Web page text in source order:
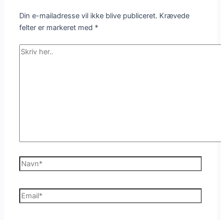
Din e-mailadresse vil ikke blive publiceret. Krævede
felter er markeret med *
Skriv
Navn*
Email*